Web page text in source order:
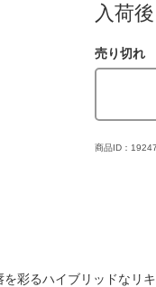
入荷
売り切れ
商品ID：
彩るハイブリッドなリキ